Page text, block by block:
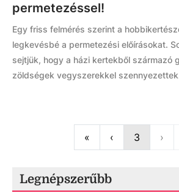
permetezéssel!
Egy friss felmérés szerint a
legkevésbé a permetezési előírásokat.
sejtjük, hogy a házi kertekből származó
zöldségek vegyszerekkel
« ‹ Previous
3 ›
Legnépszerűbb